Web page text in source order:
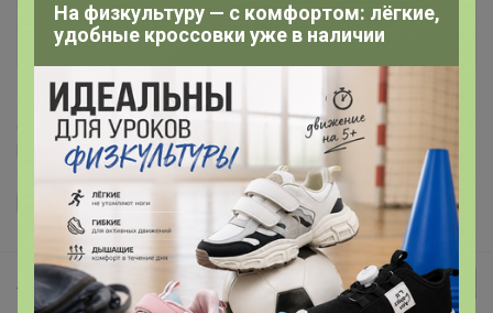
Доставка ~ 4 дня с момента включения в
счет
Делая заказ, Вы подтверждаете что ознакомлены с
регламентом выкупаи соглашаетесь с договором оферты.
Леныра
На физкультуру — с комфортом: лёгкие,
удобные кроссовки уже в наличии